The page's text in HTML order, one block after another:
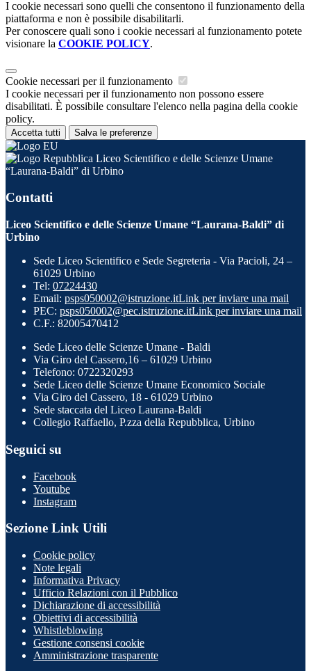
I cookie necessari sono quelli che consentono il funzionamento della
piattaforma e non è possibile disabilitarli.
Per conoscere quali sono i cookie necessari al funzionamento potete
visionare la COOKIE POLICY.
Cookie necessari per il funzionamento
I cookie necessari per il funzionamento non possono essere
disabilitati. È possibile consultare l'elenco nella pagina della cookie
policy.
Accetta tutti Salva le preferenze
Liceo Scientifico e delle Scienze Umane
“Laurana-Baldi” di Urbino
Contatti
Liceo Scientifico e delle Scienze Umane “Laurana-Baldi” di
Urbino
Sede Liceo Scientifico e Sede Segreteria - Via Pacioli, 24 –
61029 Urbino
Tel: 07224430
Email: psps050002@istruzione.itLink per inviare una mail
PEC: psps050002@pec.istruzione.itLink per inviare una mail
C.F.: 82005470412
Sede Liceo delle Scienze Umane - Baldi
Via Giro del Cassero,16 – 61029 Urbino
Telefono: 0722320293
Sede Liceo delle Scienze Umane Economico Sociale
Via Giro del Cassero, 18 - 61029 Urbino
Sede staccata del Liceo Laurana-Baldi
Collegio Raffaello, P.zza della Repubblica, Urbino
Seguici su
Facebook
Youtube
Instagram
Sezione Link Utili
Cookie policy
Note legali
Informativa Privacy
Ufficio Relazioni con il Pubblico
Dichiarazione di accessibilità
Obiettivi di accessibilità
Whistleblowing
Gestione consensi cookie
Amministrazione trasparente